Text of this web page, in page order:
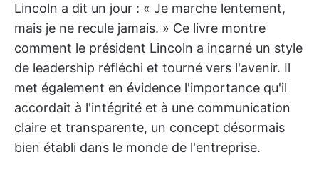
Lincoln a dit un jour : « Je marche lentement,
mais je ne recule jamais. » Ce livre montre
comment le président Lincoln a incarné un style
de leadership réfléchi et tourné vers l'avenir. Il
met également en évidence l'importance qu'il
accordait à l'intégrité et à une communication
claire et transparente, un concept désormais
bien établi dans le monde de l'entreprise.